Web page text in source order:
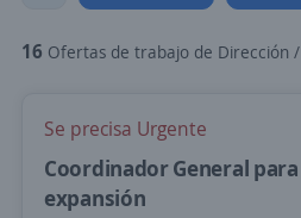
16 Ofertas de trabajo de Dirección / Gerencia en Córdoba,
Se precisa Urgente
Coordinador General
expansión